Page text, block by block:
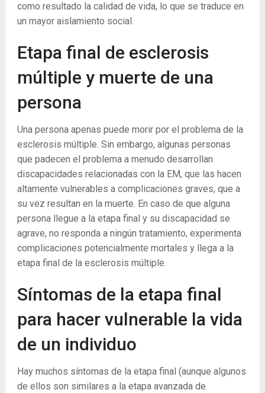
como resultado la calidad de vida, lo que se traduce en
un mayor aislamiento social.
Etapa final de esclerosis
múltiple y muerte de una
persona
Una persona apenas puede morir por el problema de la
esclerosis múltiple. Sin embargo, algunas personas
que padecen el problema a menudo desarrollan
discapacidades relacionadas con la EM, que las hacen
altamente vulnerables a complicaciones graves, que a
su vez resultan en la muerte. En caso de que alguna
persona llegue a la etapa final y su discapacidad se
agrave, no responda a ningún tratamiento, experimenta
complicaciones potencialmente mortales y llega a la
etapa final de la esclerosis múltiple.
Síntomas de la etapa final
para hacer vulnerable la vida
de un individuo
Hay muchos síntomas de la etapa final (aunque algunos
de ellos son similares a la etapa avanzada de